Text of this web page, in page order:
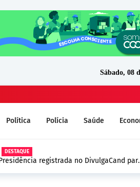
Sábado, 08
Política Polícia Saúde
DESTAQUE
registrada no DivulgaCand